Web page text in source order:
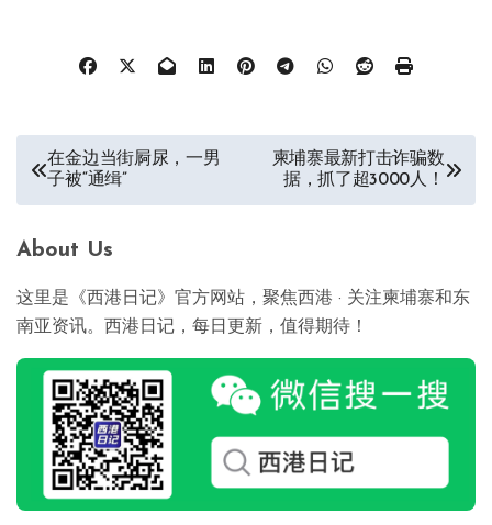
在金边当街屙尿，一男
子被“通缉”
柬埔寨最新打击诈骗数
据，抓了超3000人！
About Us
这里是《西港日记》官方网站，聚焦西港 · 关注柬埔寨和东
南亚资讯。西港日记，每日更新，值得期待！